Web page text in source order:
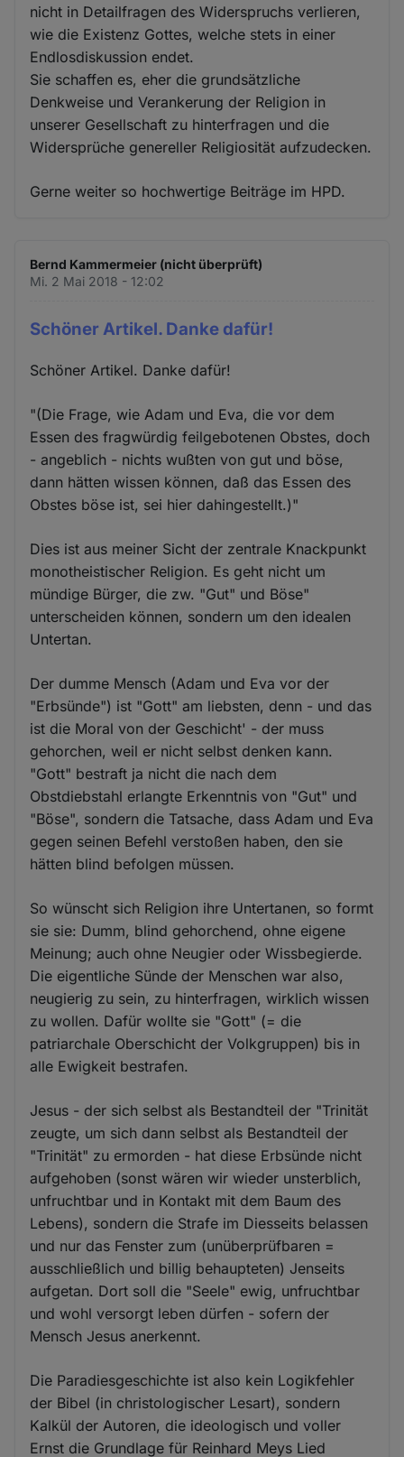
nicht in Detailfragen des Widerspruchs verlieren,
wie die Existenz Gottes, welche stets in einer
Endlosdiskussion endet.
Sie schaffen es, eher die grundsätzliche
Denkweise und Verankerung der Religion in
unserer Gesellschaft zu hinterfragen und die
Widersprüche genereller Religiosität aufzudecken.
Gerne weiter so hochwertige Beiträge im HPD.
Bernd Kammermeier (nicht überprüft)
Mi. 2 Mai 2018 - 12:02
Schöner Artikel. Danke dafür!
Schöner Artikel. Danke dafür!
"(Die Frage, wie Adam und Eva, die vor dem
Essen des fragwürdig feilgebotenen Obstes, doch
- angeblich - nichts wußten von gut und böse,
dann hätten wissen können, daß das Essen des
Obstes böse ist, sei hier dahingestellt.)"
Dies ist aus meiner Sicht der zentrale Knackpunkt
monotheistischer Religion. Es geht nicht um
mündige Bürger, die zw. "Gut" und Böse"
unterscheiden können, sondern um den idealen
Untertan.
Der dumme Mensch (Adam und Eva vor der
"Erbsünde") ist "Gott" am liebsten, denn - und das
ist die Moral von der Geschicht' - der muss
gehorchen, weil er nicht selbst denken kann.
"Gott" bestraft ja nicht die nach dem
Obstdiebstahl erlangte Erkenntnis von "Gut" und
"Böse", sondern die Tatsache, dass Adam und Eva
gegen seinen Befehl verstoßen haben, den sie
hätten blind befolgen müssen.
So wünscht sich Religion ihre Untertanen, so formt
sie sie: Dumm, blind gehorchend, ohne eigene
Meinung; auch ohne Neugier oder Wissbegierde.
Die eigentliche Sünde der Menschen war also,
neugierig zu sein, zu hinterfragen, wirklich wissen
zu wollen. Dafür wollte sie "Gott" (= die
patriarchale Oberschicht der Volkgruppen) bis in
alle Ewigkeit bestrafen.
Jesus - der sich selbst als Bestandteil der "Trinität
zeugte, um sich dann selbst als Bestandteil der
"Trinität" zu ermorden - hat diese Erbsünde nicht
aufgehoben (sonst wären wir wieder unsterblich,
unfruchtbar und in Kontakt mit dem Baum des
Lebens), sondern die Strafe im Diesseits belassen
und nur das Fenster zum (unüberprüfbaren =
ausschließlich und billig behaupteten) Jenseits
aufgetan. Dort soll die "Seele" ewig, unfruchtbar
und wohl versorgt leben dürfen - sofern der
Mensch Jesus anerkennt.
Die Paradiesgeschichte ist also kein Logikfehler
der Bibel (in christologischer Lesart), sondern
Kalkül der Autoren, die ideologisch und voller
Ernst die Grundlage für Reinhard Meys Lied